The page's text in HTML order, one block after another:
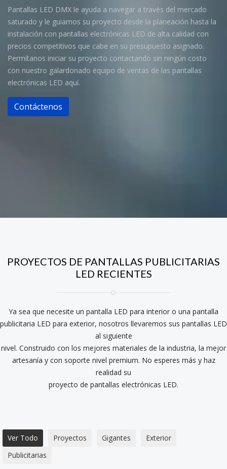
Pantallas LED DMX le ayuda a navegar a través del mercado
saturado y le guiamos su proyecto desde la planeación hasta la
instalación con pantallas electrónicas LED de alta calidad con
precios competitivos que cabe en su presupuesto asignado.
Permítanos iniciar su proyecto contactando sin ningún costo
con nuestro galardonado equipo de ventas de las pantallas
electrónicas LED aquí.
Contáctenos
PROYECTOS DE PANTALLAS PUBLICITARIAS
LED RECIENTES
Ya sea que necesite un pantalla LED para interior o una pantalla
publicitaria LED para exterior, nosotros llevaremos sus pantallas LED
al siguiente
nivel. Construido con los mejores materiales de la industria, la mejor
artesanía y con soporte nivel premium. No esperes más y haz
realidad su
proyecto de pantallas electrónicas LED.
Ver Todo Proyectos Gigantes
Exterior
Publicitarias